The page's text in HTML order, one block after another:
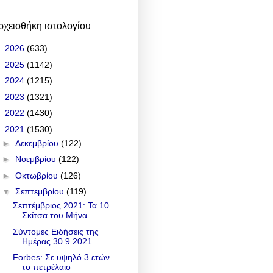
ιστολογίου
2026 (633)
2025 (1142)
2024 (1215)
2023 (1321)
2022 (1430)
2021 (1530)
► Δεκεμβρίου (122)
► Νοεμβρίου (122)
► Οκτωβρίου (126)
▼ Σεπτεμβρίου (119)
Σεπτέμβριος 2021: Τα 10
Σκίτσα του Μήνα
Σύντομες Ειδήσεις της
Ημέρας 30.9.2021
Forbes: Σε υψηλό 3 ετών
το πετρέλαιο